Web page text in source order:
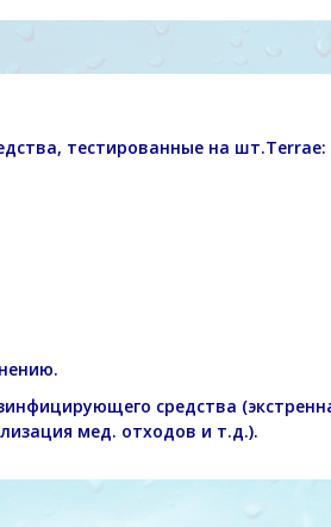
тестированные на шт.Terrae:
средства
мед. отходов и т.д.).